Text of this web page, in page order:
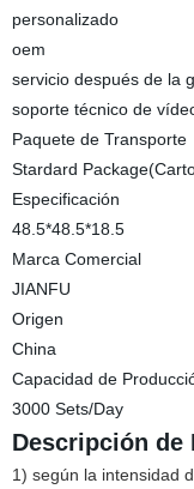
personalizado
oem
servicio después de la
soporte técnico de
Paquete de Transporte
Stardard
Especificación
48.5*48.5*18.5
Marca Comercial
JIANFU
Origen
China
Capacidad de
3000 Sets/Day
Descripción de
1) según la intensidad